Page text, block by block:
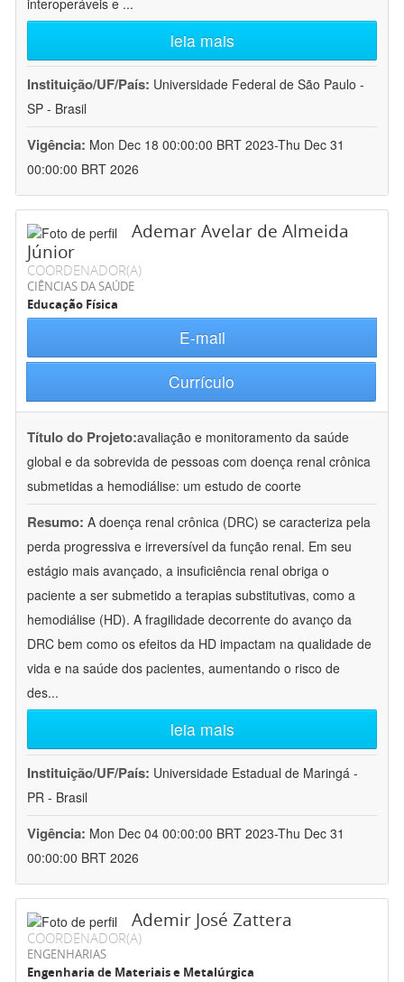
interoperáveis e ...
leia mais
Instituição/UF/País: Universidade Federal de São Paulo -
SP - Brasil
Vigência: Mon Dec 18 00:00:00 BRT 2023-Thu Dec 31
00:00:00 BRT 2026
Ademar Avelar de Almeida
Júnior
COORDENADOR(A)
CIÊNCIAS DA SAÚDE
Educação Física
E-mail
Currículo
Título do Projeto:avaliação e monitoramento da saúde
global e da sobrevida de pessoas com doença renal crônica
submetidas a hemodiálise: um estudo de coorte
Resumo: A doença renal crônica (DRC) se caracteriza pela
perda progressiva e irreversível da função renal. Em seu
estágio mais avançado, a insuficiência renal obriga o
paciente a ser submetido a terapias substitutivas, como a
hemodiálise (HD). A fragilidade decorrente do avanço da
DRC bem como os efeitos da HD impactam na qualidade de
vida e na saúde dos pacientes, aumentando o risco de
des...
leia mais
Instituição/UF/País: Universidade Estadual de Maringá -
PR - Brasil
Vigência: Mon Dec 04 00:00:00 BRT 2023-Thu Dec 31
00:00:00 BRT 2026
Ademir José Zattera
COORDENADOR(A)
ENGENHARIAS
Engenharia de Materiais e Metalúrgica